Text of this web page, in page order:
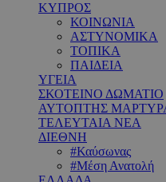
ΚΥΠΡΟΣ
ΚΟΙΝΩΝΙΑ
ΑΣΤΥΝΟΜΙΚΑ
ΤΟΠΙΚΑ
ΠΑΙΔΕΙΑ
ΥΓΕΙΑ
ΣΚΟΤΕΙΝΟ ΔΩΜΑΤΙΟ
ΑΥΤΟΠΤΗΣ
ΤΕΛΕΥΤΑΙΑ ΝΕΑ
ΔΙΕΘΝΗ
#Καύσωνας
#Μέση Ανατολή